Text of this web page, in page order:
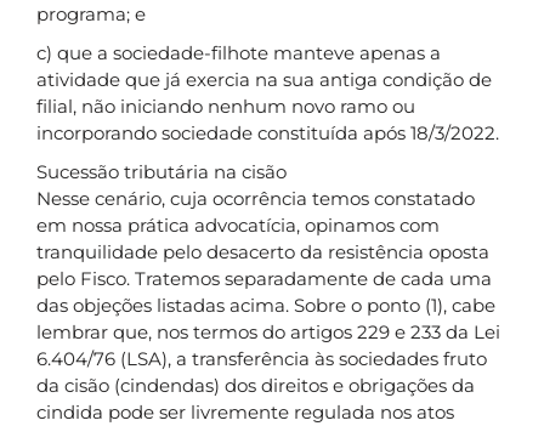
programa; e
c) que a sociedade-filhote manteve apenas a
atividade que já exercia na sua antiga condição de
filial, não iniciando nenhum novo ramo ou
incorporando sociedade constituída após 18/3/2022.
Sucessão tributária na cisão
Nesse cenário, cuja ocorrência temos constatado
em nossa prática advocatícia, opinamos com
tranquilidade pelo desacerto da resistência oposta
pelo Fisco. Tratemos separadamente de cada uma
das objeções listadas acima. Sobre o ponto (1), cabe
lembrar que, nos termos do artigos 229 e 233 da Lei
6.404/76 (LSA), a transferência às sociedades fruto
da cisão (cindendas) dos direitos e obrigações da
cindida pode ser livremente regulada nos atos